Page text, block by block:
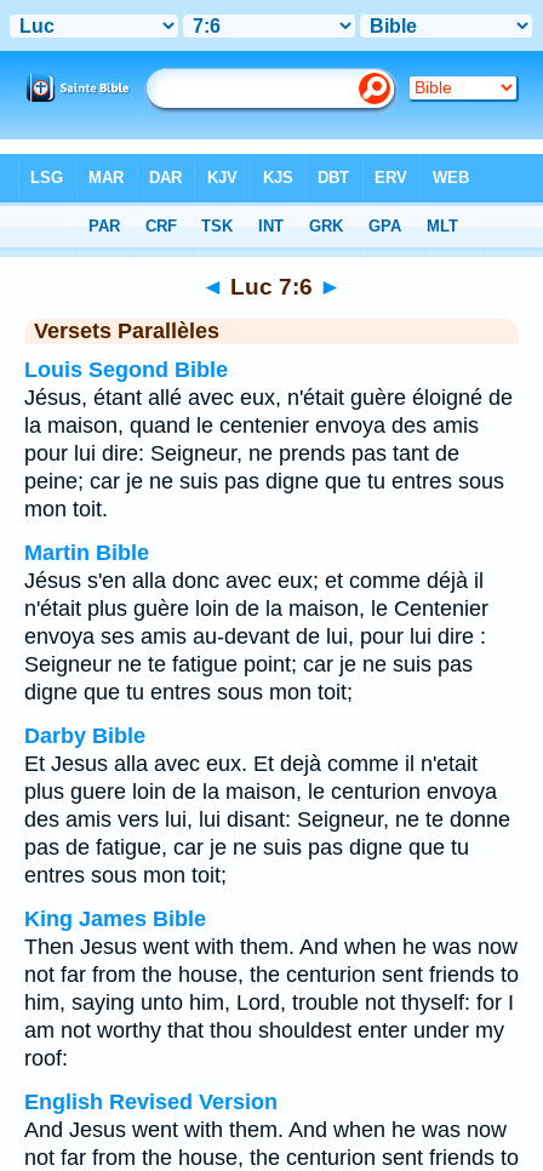
Chapitre 7 > Verset 6
◄ Luc 7:6 ►
Versets Parallèles
Louis Segond Bible
Jésus, étant allé avec eux, n'était guère éloigné de
la maison, quand le centenier envoya des amis
pour lui dire: Seigneur, ne prends pas tant de
peine; car je ne suis pas digne que tu entres sous
mon toit.
Martin Bible
Jésus s'en alla donc avec eux; et comme déjà il
n'était plus guère loin de la maison, le Centenier
envoya ses amis au-devant de lui, pour lui dire :
Seigneur ne te fatigue point; car je ne suis pas
digne que tu entres sous mon toit;
Darby Bible
Et Jesus alla avec eux. Et dejà comme il n'etait
plus guere loin de la maison, le centurion envoya
des amis vers lui, lui disant: Seigneur, ne te donne
pas de fatigue, car je ne suis pas digne que tu
entres sous mon toit;
King James Bible
Then Jesus went with them. And when he was now
not far from the house, the centurion sent friends to
him, saying unto him, Lord, trouble not thyself: for I
am not worthy that thou shouldest enter under my
roof:
English Revised Version
And Jesus went with them. And when he was now
not far from the house, the centurion sent friends to